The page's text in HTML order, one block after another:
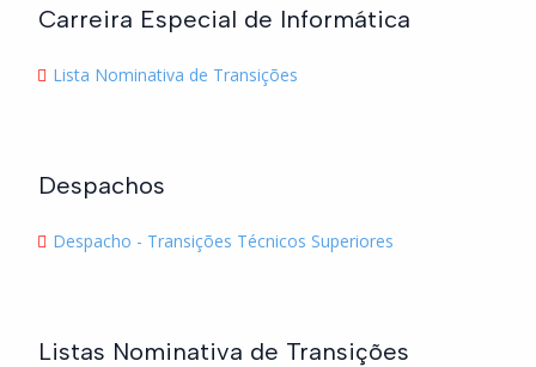
Carreira Especial de Informática
Lista Nominativa de Transições
Despachos
Despacho - Transições Técnicos Superiores
Listas Nominativa de Transições